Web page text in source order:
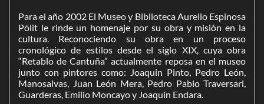
​Para el año 2002 El Museo y Biblioteca Aurelio Espinosa
Pólit le rinde un homenaje por su obra y misión en la
cultura. Reconociendo su obra en un proceso
cronológico de estilos desde el siglo XIX, cuya obra
“Retablo de Cantuña” actualmente reposa en el museo
junto con pintores como: Joaquin Pinto, Pedro León,
Manosalvas, Juan León Mera, Pedro Pablo Traversari,
Guarderas, Emilio Moncayo y Joaquín Endara.